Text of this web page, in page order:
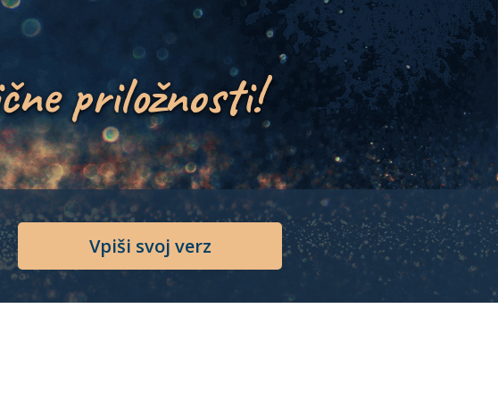
priložnosti!
Vpiši svoj verz